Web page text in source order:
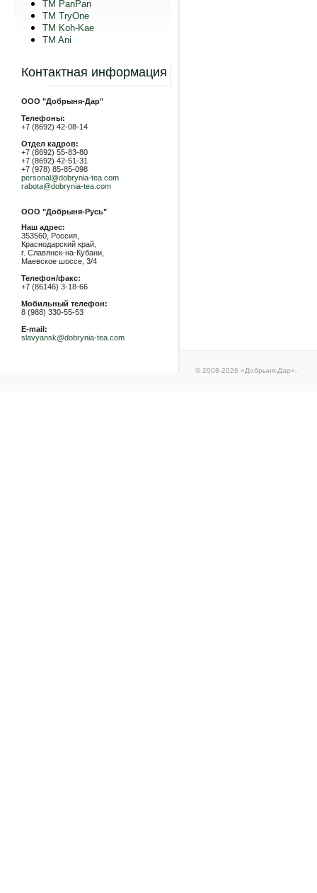
TM PanPan
ТМ TryOne
ТМ Koh-Kae
TM Ani
Контактная информация
ООО "Добрыня-Дар"
Телефоны:
+7 (8692) 42-08-14
Отдел кадров:
+7 (8692) 55-83-80
+7 (8692) 42-51-31
+7 (978) 85-85-098
personal@dobrynia-tea.com
rabota@dobrynia-tea.com
ООО "Добрыня-Русь"
Наш адрес:
353560, Россия,
Краснодарский край,
г. Славянск-на-Кубани,
Маевское шоссе, 3/4
Телефон/факс:
+7 (86146) 3-18-66
Мобильный телефон:
8 (988) 330-55-53
E-mail:
slavyansk@dobrynia-tea.com
© 2008-2026 «Добрыня-Дар».